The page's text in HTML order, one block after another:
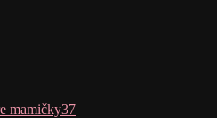
mamičky37